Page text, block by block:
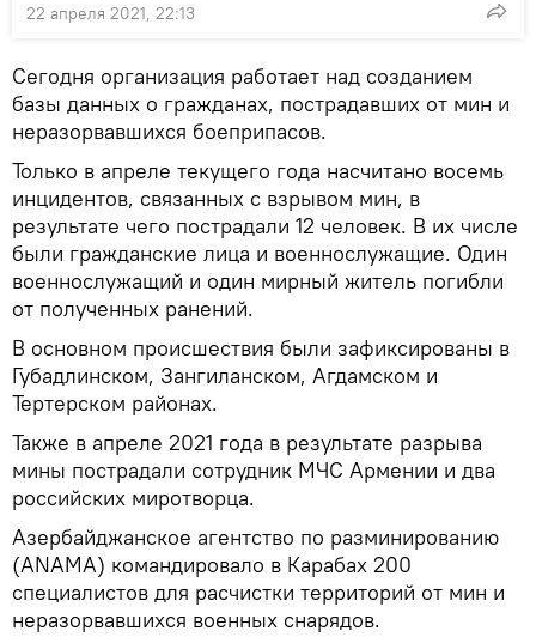
22 апреля 2021, 22:13
Сегодня организация работает над созданием
базы данных о гражданах, пострадавших от мин и
неразорвавшихся боеприпасов.
Только в апреле текущего года насчитано восемь
инцидентов, связанных с взрывом мин, в
результате чего пострадали 12 человек. В их числе
были гражданские лица и военнослужащие. Один
военнослужащий и один мирный житель погибли
от полученных ранений.
В основном происшествия были зафиксированы в
Губадлинском, Зангиланском, Агдамском и
Тертерском районах.
Также в апреле 2021 года в результате разрыва
мины пострадали сотрудник МЧС Армении и два
российских миротворца.
Азербайджанское агентство по разминированию
(ANAMA) командировало в Карабах 200
специалистов для расчистки территорий от мин и
неразорвавшихся военных снарядов.